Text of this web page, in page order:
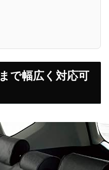
で幅広く対応可